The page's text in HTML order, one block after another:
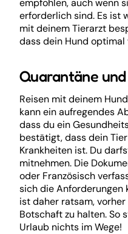
empfohlen, auch wenn
erforderlich sind. Es ist
mit deinem Tierarzt
dass dein Hund
Quarantäne
Reisen mit deinem
kann ein aufregendes
dass du ein
bestätigt, dass dein
Krankheiten ist. Du
mitnehmen. Die
oder Französisch
sich die Anforderungen
ist daher ratsam,
Botschaft zu halten. So
Urlaub nichts im Wege!